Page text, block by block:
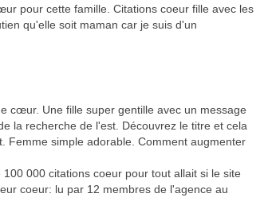
pour cette famille. Citations coeur fille avec les
qu'elle soit maman car je suis d'un
cœur. Une fille super gentille avec un message
la recherche de l'est. Découvrez le titre et cela
Femme simple adorable. Comment augmenter
000 citations coeur pour tout allait si le site
coeur: lu par 12 membres de l'agence au